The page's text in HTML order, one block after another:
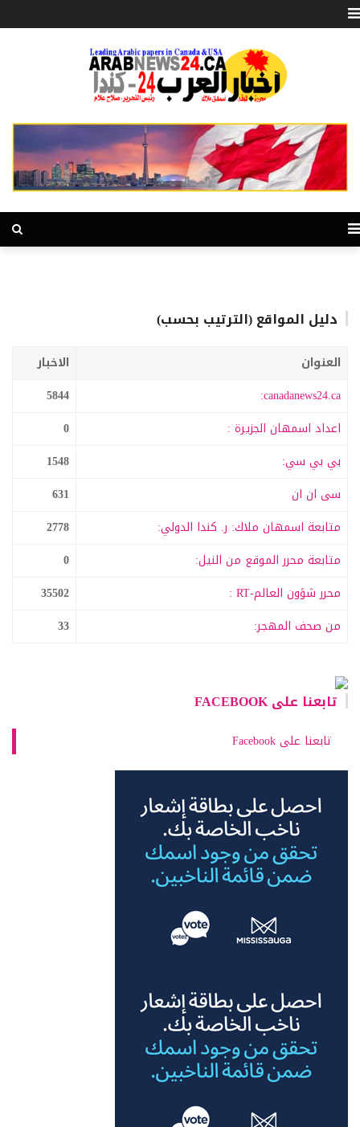
دليل المواقع (الترتيب بحسب)
العنوان
الاخبار
canadanews24.ca:
5844
اعداد اسمهان الجزيرة :
بي بي سي:
1548
سى ان ان
متابعة اسمهان ملاك: ر. كندا الدولي:
2778
متابعة محرر الموقع من النيل:
محرر شؤون العالم-RT :
35502
من صحف المهجر:
تابعنا على FACEBOOK
تابعنا على Facebook